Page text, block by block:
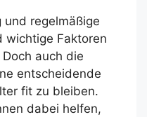
und regelmäßige
wichtige Faktoren
auch die
entscheidende
fit zu bleiben.
dabei helfen,